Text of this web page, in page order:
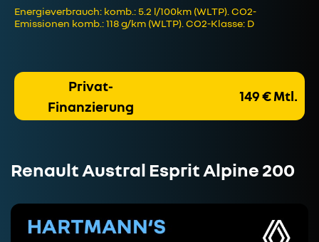
Energieverbrauch: komb.: 5.2 l/100km (WLTP). CO2-
Emissionen komb.: 118 g/km (WLTP). CO2-Klasse: D
Privat-
Finanzierung
149 € Mtl.
Renault Austral Esprit Alpine 200